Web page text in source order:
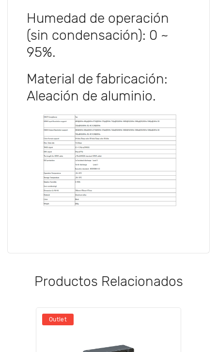
Humedad de operación
(sin condensación): 0 ~
95%.
Material de fabricación:
Aleación de aluminio.
Productos Relacionados
Outlet